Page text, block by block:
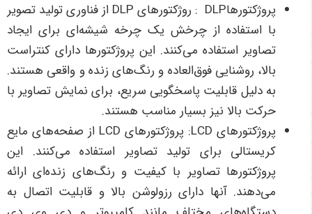
پروژکتورهاDLP : روژکتورهای DLP از فناوری تولید تصویر
با استفاده از چرخش یک چرخه شیشه‌ای برای ایجاد
تصاویر استفاده می‌کنند. این پروژکتورها دارای کنتراست
بالا، روشنایی فوق‌العاده و رنگ‌های زنده و واقعی هستند.
به دلیل قابلیت پاسخگویی سریع، برای نمایش تصاویر با
حرکت بالا نیز بسیار مناسب هستند.
پروژکتورهای LCD: پروژکتورهای LCD از صفحه‌های مایع
کریستالی برای تولید تصاویر استفاده می‌کنند. این
پروژکتورها تصاویر با کیفیت و رنگ‌های زنده‌ای ارائه
می‌دهند. آنها دارای رزولوشن بالا و قابلیت اتصال به